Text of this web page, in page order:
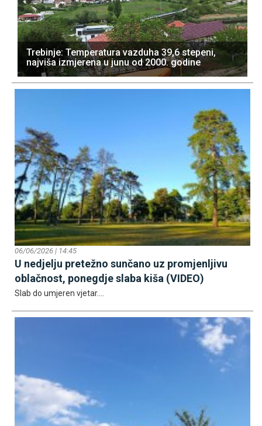
Trebinje: Temperatura vazduha 39,6 stepeni,
najviša izmjerena u junu od 2000. godine
06/06/2026 | 14:45
U nedjelju pretežno sunčano uz promjenljivu
oblačnost, ponegdje slaba kiša (VIDEO)
Slab do umjeren vjetar....